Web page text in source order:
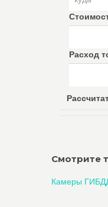
Расход
Смотрите
Камеры